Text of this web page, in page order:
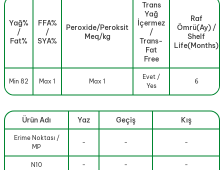
Yağ%
/
Fat%
FFA%
/
SYA%
Peroxide/Peroksit
Meq/kg
Trans
Yağ
İçermez
/
Trans-
Fat
Free
Raf
Ömrü(Ay) /
Shelf
Life(Months)
Min 82 Max 1 Max 1
Evet /
Yes
6
Ürün Adı Yaz Geçiş Kış
Erime Noktası /
MP
- - -
N10 - - -